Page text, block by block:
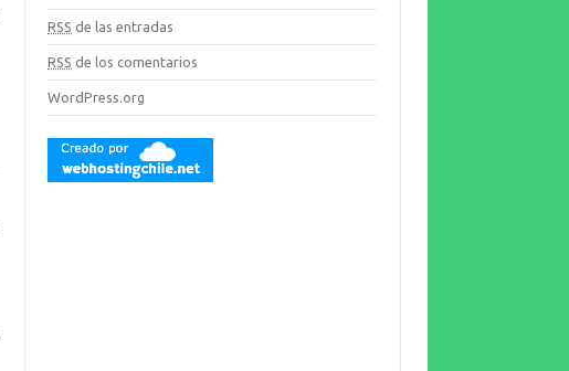
RSS de las entradas
RSS de los comentarios
WordPress.org